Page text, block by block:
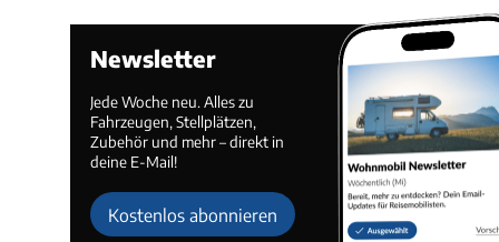
Newsletter
Jede Woche neu. Alles zu
Fahrzeugen, Stellplätzen,
Zubehör und mehr – direkt in
deine E-Mail!
Kostenlos abonnieren